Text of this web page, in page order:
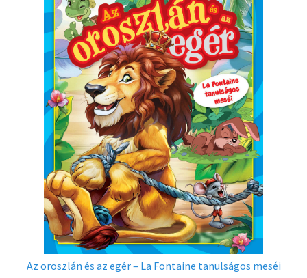
Az oroszlán és az egér – La Fontaine tanulságos meséi